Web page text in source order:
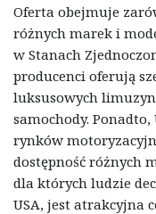
Oferta obejmuje
różnych marek i
w Stanach
producenci oferują
luksusowych
samochody.
rynków
dostępność różnych
dla których ludzie
USA, jest atrakcyjna